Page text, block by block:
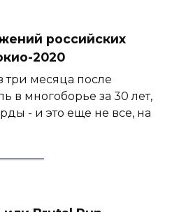
российских
2020
три месяца после
в многоборье за ​​30 лет,
- и это еще не все, на